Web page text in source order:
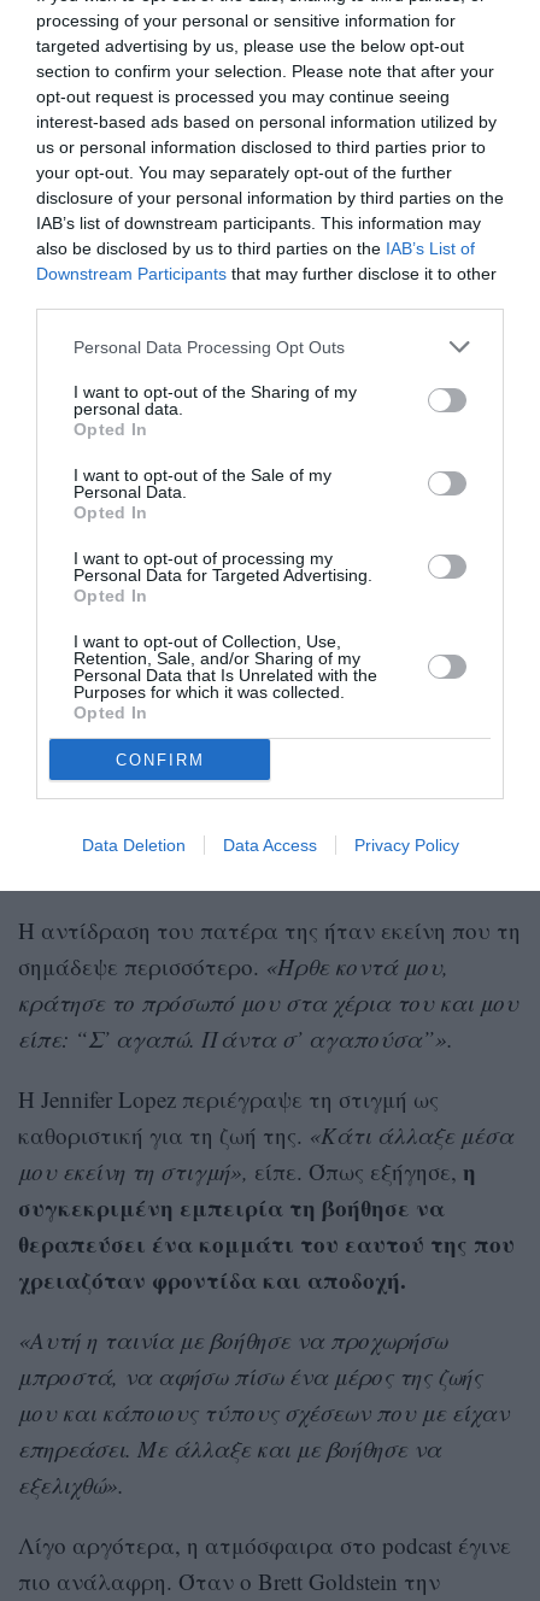
processing of your personal or sensitive information for
targeted advertising by us, please use the below opt-out
section to confirm your selection. Please note that after your
opt-out request is processed you may continue seeing
interest-based ads based on personal information utilized by
us or personal information disclosed to third parties prior to
your opt-out. You may separately opt-out of the further
disclosure of your personal information by third parties on the
IAB’s list of downstream participants. This information may
also be disclosed by us to third parties on the IAB’s List of
Downstream Participants that may further disclose it to other
Personal Data Processing Opt Outs
I want to opt-out of the Sharing of my
personal data.
Opted In
I want to opt-out of the Sale of my
Personal Data.
Opted In
I want to opt-out of processing my
Personal Data for Targeted Advertising.
Opted In
I want to opt-out of Collection, Use,
Retention, Sale, and/or Sharing of my
Personal Data that Is Unrelated with the
Purposes for which it was collected.
Opted In
CONFIRM
Data Deletion Data Access Privacy Policy
Η αντίδραση του πατέρα της
Η αντίδραση του πατέρα της ήταν εκείνη που τη
σημάδεψε περισσότερο. «Ήρθε κοντά μου,
κράτησε το πρόσωπό μου στα χέρια του και μου
είπε: “Σ’ αγαπώ. Πάντα σ’ αγαπούσα”».
Η Jennifer Lopez περιέγραψε τη στιγμή ως
καθοριστική για τη ζωή της. «Κάτι άλλαξε μέσα
μου εκείνη τη στιγμή», είπε. Όπως εξήγησε, η
συγκεκριμένη εμπειρία τη βοήθησε να
θεραπεύσει ένα κομμάτι του εαυτού της που
χρειαζόταν φροντίδα και αποδοχή.
«Αυτή η ταινία με βοήθησε να προχωρήσω
μπροστά, να αφήσω πίσω ένα μέρος της ζωής
μου και κάποιους τύπους σχέσεων που με είχαν
επηρεάσει. Με άλλαξε και με βοήθησε να
εξελιχθώ».
Λίγο αργότερα, η ατμόσφαιρα στο podcast έγινε
πιο ανάλαφρη. Όταν ο Brett Goldstein την